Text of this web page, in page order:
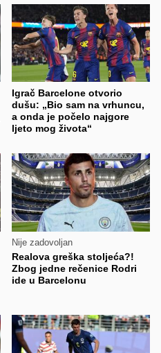
Igrač Barcelone otvorio
dušu: „Bio sam na vrhuncu,
a onda je počelo najgore
ljeto mog života“
Nije zadovoljan
Realova greška stoljeća?!
Zbog jedne rečenice Rodri
ide u Barcelonu